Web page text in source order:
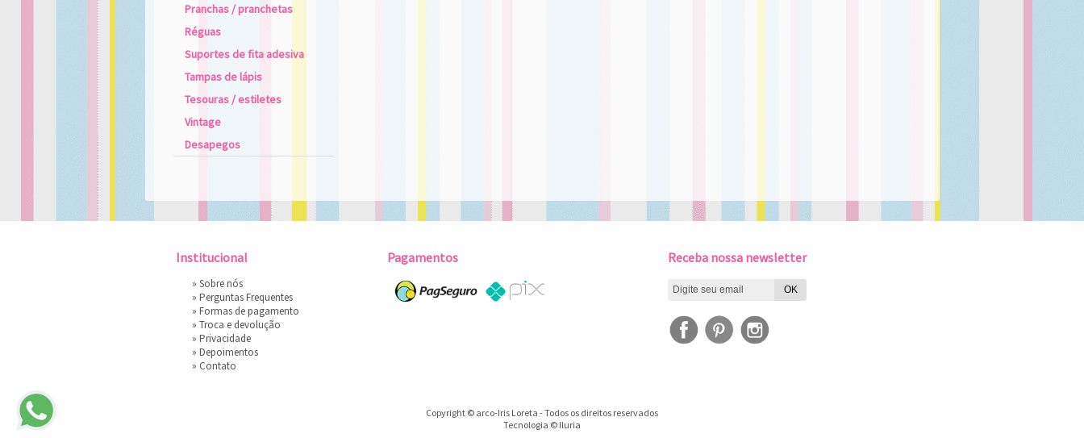
Pranchas / pranchetas
Réguas
Suportes de fita adesiva
Tampas de lápis
Tesouras / estiletes
Vintage
Desapegos
Institucional
» Sobre nós
» Perguntas Frequentes
» Formas de pagamento
» Troca e devolução
» Privacidade
» Depoimentos
» Contato
Pagamentos Receba nossa newsletter
Copyright © arco-Iris Loreta - Todos os direitos reservados
Tecnologia © Iluria